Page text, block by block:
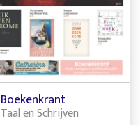
Boekenkrant
Taal en Schrijven